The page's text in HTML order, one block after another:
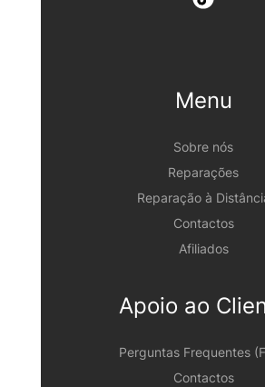
Menu
Sobre nós
Reparações
Reparação à
Contactos
Afiliados
Apoio ao
Perguntas Frequentes
Contactos